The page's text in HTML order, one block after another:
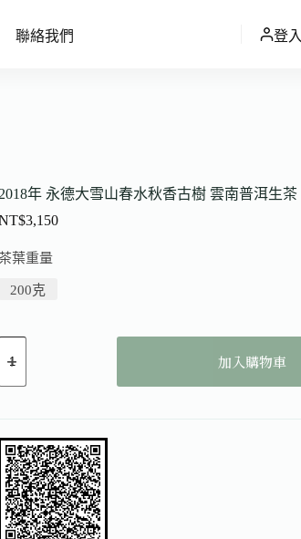
聯絡我們 登入
2018年 永德大雪山春水秋香古樹 雲南普洱生茶
3,150
葉重量
200克
加入購物車